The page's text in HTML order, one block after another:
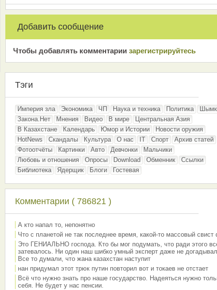
Добавить сообщение
Чтобы добавлять комментарии зарeгиcтрирyйтeсь
Тэги
Империя зла Экономика ЧП Наука и техника Политика
Закона.Нет
Мнения Видео В мире
Центральная Азия
В Казахстане
Календарь Юмор и Истории
Новости оружия
HotNews
Скандалы Культура О нас IT Спорт
Архив статей
Фотоотчёты
Картинки Авто Девчонки
Мальчики
Любовь и отношения
Опросы Download Обменник
Ссылки
Библиотека
Ядерщик Блоги Гостевая
Комментарии ( 786821 )
А кто напал то, непонятно
Что с планетой не так последнее время, какой-то массовый свист
Это ГЕНИАЛЬНО господа. Кто бы мог подумать, что ради этого
затевалось. Ни один наш шибко умный эксперт даже не
Все то думали, что жана казахстан наступит
нан придумал этот трюк путин повторил вот и токаев не отстает
Всё что нужно знать про наше государство. Надеяться нужно
себя. Не будет у нас пенсии.